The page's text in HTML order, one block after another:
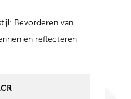
Bevorderen van
en reflecteren